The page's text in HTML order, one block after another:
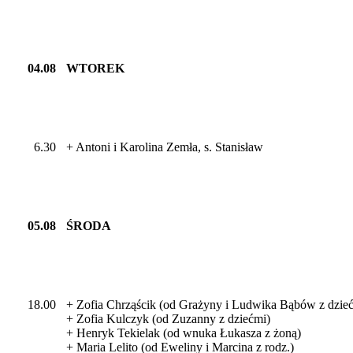
04.08 WTOREK
6.30 + Antoni i Karolina Zemła, s. Stanisław
05.08 ŚRODA
18.00
+ Zofia Chrząścik (od Grażyny i Ludwika Bąbów z
+ Zofia Kulczyk (od Zuzanny z dziećmi)
+ Henryk Tekielak (od wnuka Łukasza z żoną)
+ Maria Lelito (od Eweliny i Marcina z rodz.)